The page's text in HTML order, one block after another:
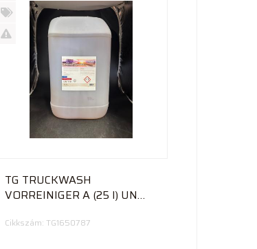
Új
termék
%
TG TRUCKWASH
VORREINIGER A (25 l) UN
Cikkszám: TG1650787